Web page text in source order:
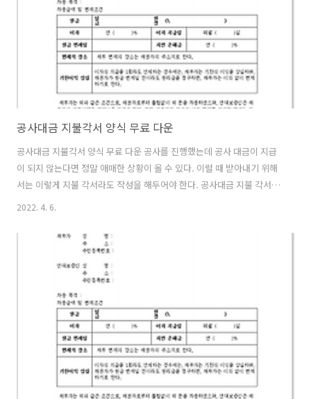
니다. 여기까지 주식 양도양수계약서 양식 무료 다운 버전 공유하며 포스
팅을 마칩니다.
공사대금 지불각서 양식 무료 다운
공사대금 지불각서 양식 무료 다운 공사를 진행했는데 공사 대금이 지급
이 되지 않는다면 정말 애매한 상황이 올 수 있다. 이럴 때 받아내기 위해
서는 이렇게 지불 각서라도 작성을 해두어야 한다. 공사대금 지불 각서
양식 공유해본다. 무료 다운 버전이니 편안하게 받아가시기 바랍니다. 공
맞게 조금씩 수정해서 이용하면 됩니다. 세 개 중에 필요하신 것으로 무
료 다운로드하여 사용하면 되고, 비번이나 이런 것들은 들어있지 않습니
2022. 4. 6.